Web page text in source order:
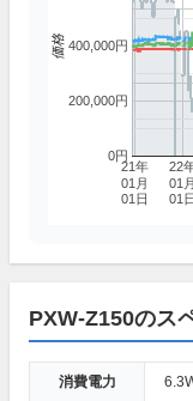
21年
01月
01日
22
01月
01日
0円
200,000円
400,000円
価格
PXW-Z150のス
消費電力